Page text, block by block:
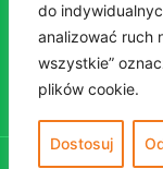
do
analizować ruch
wszystkie”
plików cookie.
Dostosuj
NIP 571-16-55-
© Copyright 2024